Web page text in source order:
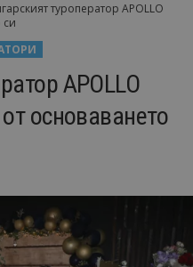
туроператор APOLLO
си
APOLLO
основаването